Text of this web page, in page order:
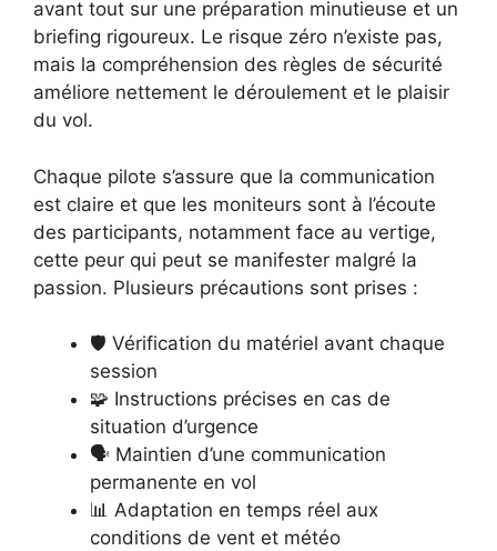
avant tout sur une préparation minutieuse et un
briefing rigoureux. Le risque zéro n’existe pas,
mais la compréhension des règles de sécurité
améliore nettement le déroulement et le plaisir
du vol.
Chaque pilote s’assure que la communication
est claire et que les moniteurs sont à l’écoute
des participants, notamment face au vertige,
cette peur qui peut se manifester malgré la
passion. Plusieurs précautions sont prises :
🛡️ Vérification du matériel avant chaque
session
🧩 Instructions précises en cas de
situation d’urgence
🗣️ Maintien d’une communication
permanente en vol
📊 Adaptation en temps réel aux
conditions de vent et météo